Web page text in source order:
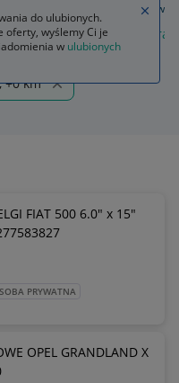
Do samochodów
samochodowa kamera
+0 km
FIAT 500 6.0" x 15"
PRYWATNA
OPEL GRANDLAND X
do ulubionych.
oferty, wyślemy Ci je
w ulubionych